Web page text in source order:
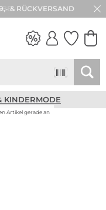
KINDERMODE
Artikel gerade an